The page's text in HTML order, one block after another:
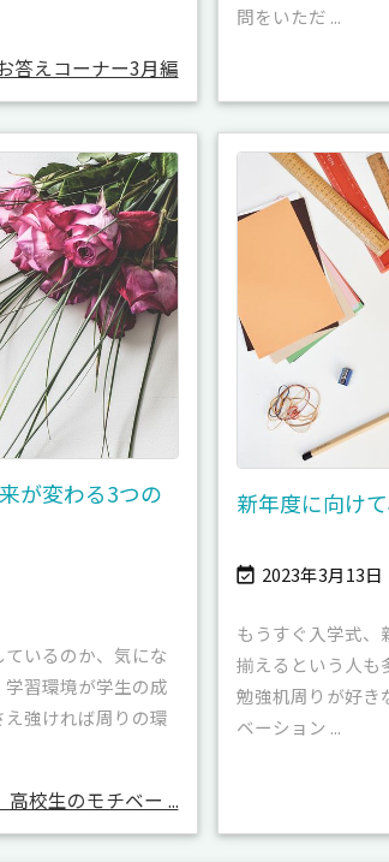
答えコーナー3月編
問をいただ ...
が変わる3つの
いるのか、気にな
習環境が学生の成
強ければ周りの環
高校生のモチベー ...
新年度に向け
 2023年3月13日
もうすぐ入学式、
揃えるという人も
勉強机周りが好き
ベーション ...